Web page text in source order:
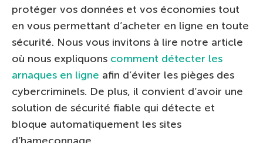
protéger vos données et vos économies tout
en vous permettant d’acheter en ligne en toute
sécurité. Nous vous invitons à lire notre article
où nous expliquons comment détecter les
arnaques en ligne afin d’éviter les pièges des
cybercriminels. De plus, il convient d’avoir une
solution de sécurité fiable qui détecte et
bloque automatiquement les sites
d’hameçonnage.